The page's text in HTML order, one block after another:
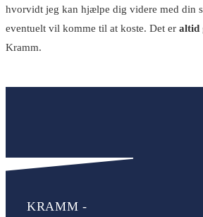
hvorvidt jeg kan hjælpe dig videre med din
eventuelt vil komme til at koste. Det er altid
Kramm.
KRAMM -